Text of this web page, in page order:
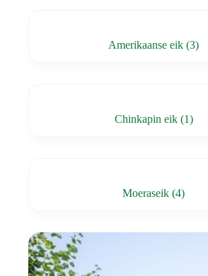
Amerikaanse eik(3)
Chinkapin eik (1)
Moeraseik(4)